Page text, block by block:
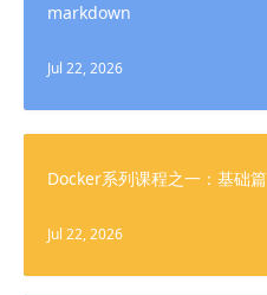
markdown
Jul 22, 2026
Docker系列课程之一：基础篇
Jul 22, 2026